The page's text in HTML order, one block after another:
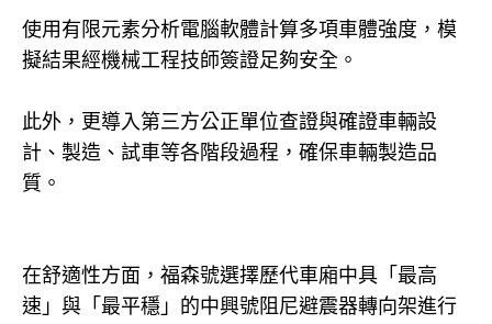
使用有限元素分析電腦軟體計算多項車體強度，模
擬結果經機械工程技師簽證足夠安全。
此外，更導入第三方公正單位查證與確證車輛設
計、製造、試車等各階段過程，確保車輛製造品
質。
在舒適性方面，福森號選擇歷代車廂中具「最高
速」與「最平穩」的中興號阻尼避震器轉向架進行